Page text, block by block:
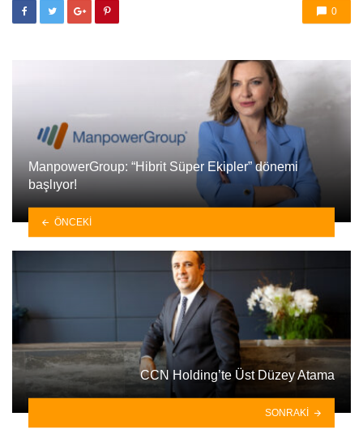
0
ManpowerGroup: “Hibrit Süper Ekipler” dönemi
başlıyor!
ÖNCEKI
CCN Holding’te Üst Düzey Atama
SONRAKI